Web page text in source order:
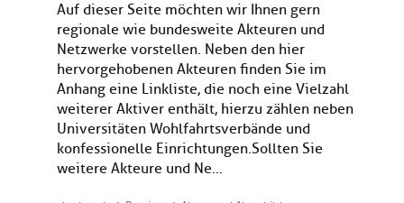
Auf dieser Seite möchten wir Ihnen gern
regionale wie bundesweite Akteuren und
Netzwerke vorstellen. Neben den hier
hervorgehobenen Akteuren finden Sie im
Anhang eine Linkliste, die noch eine Vielzahl
weiterer Aktiver enthält, hierzu zählen neben
Universitäten Wohlfahrtsverbände und
konfessionelle Einrichtungen.Sollten Sie
weitere Akteure und Ne...